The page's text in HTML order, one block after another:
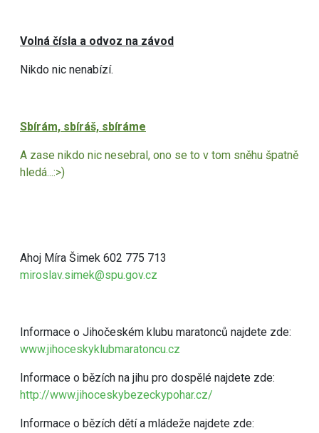
Volná čísla a odvoz na závod
Nikdo nic nenabízí.
Sbírám, sbíráš, sbíráme
A zase nikdo nic nesebral, ono se to v tom sněhu špatně
hledá...:>)
Ahoj Míra Šimek 602 775 713
miroslav.simek@spu.gov.cz
Informace o Jihočeském klubu maratonců najdete zde:
www.jihoceskyklubmaratoncu.cz
Informace o bězích na jihu pro dospělé najdete zde:
http://www.jihoceskybezeckypohar.cz/
Informace o bězích dětí a mládeže najdete zde: